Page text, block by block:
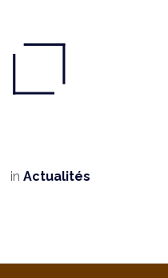
in Actualités